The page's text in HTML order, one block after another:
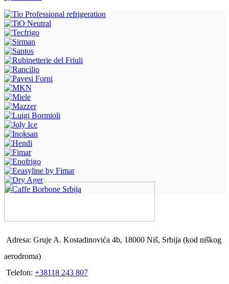
Adresa: Gruje A. Kostadinovića 4b, 18000 Niš, Srbija (kod niškog
aerodroma)
Telefon: +38118 243 807